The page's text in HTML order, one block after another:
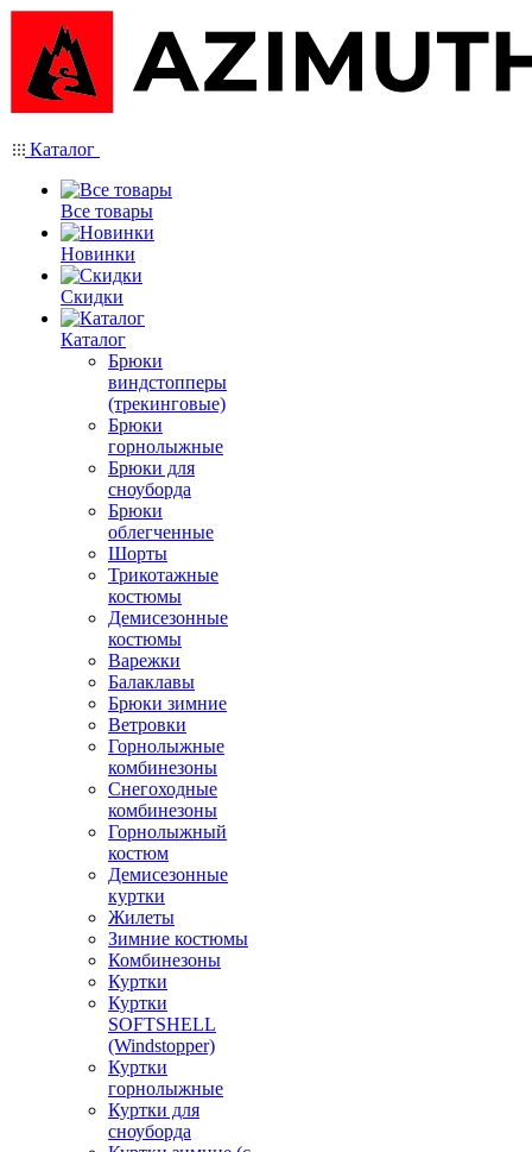
Каталог
Все товары
Новинки
Скидки
Каталог
Брюки
виндстопперы
(трекинговые)
Брюки
горнолыжные
Брюки для
сноуборда
Брюки
облегченные
Шорты
Трикотажные
костюмы
Демисезонные
костюмы
Варежки
Балаклавы
Брюки зимние
Ветровки
Горнолыжные
комбинезоны
Снегоходные
комбинезоны
Горнолыжный
костюм
Демисезонные
куртки
Жилеты
Зимние костюмы
Комбинезоны
Куртки
Куртки
SOFTSHELL
(Windstopper)
Куртки
горнолыжные
Куртки для
сноуборда